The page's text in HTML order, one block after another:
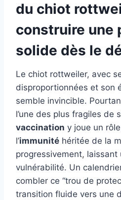
du chiot
construire une
solide dès le
Le chiot rottweiler, avec
disproportionnées et son
semble invincible.
l’une des plus fragiles de
vaccination y joue un
l’immunité héritée de la
progressivement, laissant
vulnérabilité. Un
combler ce “trou de
transition fluide vers une